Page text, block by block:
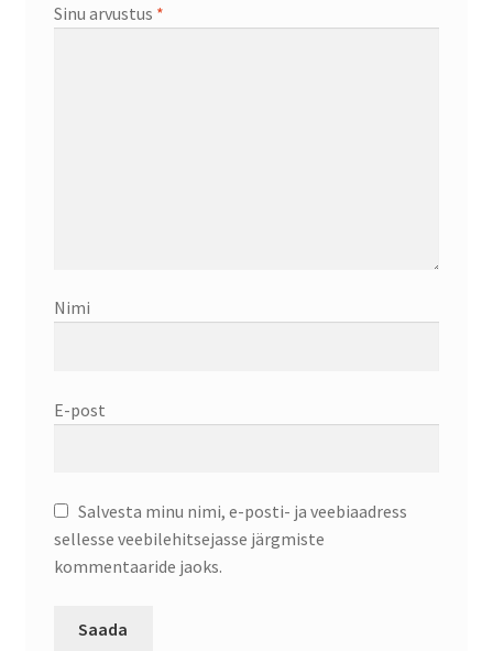
Sinu arvustus *
Nimi
E-post
Salvesta minu nimi, e-posti- ja veebiaadress
sellesse veebilehitsejasse järgmiste
kommentaaride jaoks.